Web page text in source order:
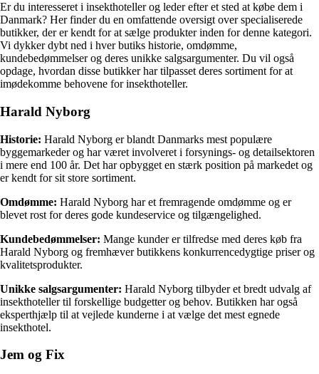
Er du interesseret i insekthoteller og leder efter et sted at købe dem i
Danmark? Her finder du en omfattende oversigt over specialiserede
butikker, der er kendt for at sælge produkter inden for denne kategori.
Vi dykker dybt ned i hver butiks historie, omdømme,
kundebedømmelser og deres unikke salgsargumenter. Du vil også
opdage, hvordan disse butikker har tilpasset deres sortiment for at
imødekomme behovene for insekthoteller.
Harald Nyborg
Historie: Harald Nyborg er blandt Danmarks mest populære
byggemarkeder og har været involveret i forsynings- og detailsektoren
i mere end 100 år. Det har opbygget en stærk position på markedet og
er kendt for sit store sortiment.
Omdømme: Harald Nyborg har et fremragende omdømme og er
blevet rost for deres gode kundeservice og tilgængelighed.
Kundebedømmelser: Mange kunder er tilfredse med deres køb fra
Harald Nyborg og fremhæver butikkens konkurrencedygtige priser og
kvalitetsprodukter.
Unikke salgsargumenter: Harald Nyborg tilbyder et bredt udvalg af
insekthoteller til forskellige budgetter og behov. Butikken har også
eksperthjælp til at vejlede kunderne i at vælge det mest egnede
insekthotel.
Jem og Fix